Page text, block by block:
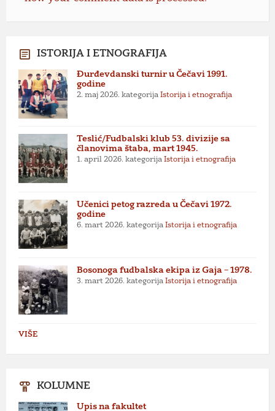
ISTORIJA I ETNOGRAFIJA
Đurđevdanski turnir u Čečavi 1991.
godine
2. maj 2026. kategorija Istorija i etnografija
Teslić/Fudbalski klub 53. divizije sa
članovima štaba, mart 1945.
1. april 2026. kategorija Istorija i etnografija
Učenici petog razreda u Čečavi 1972.
godine
6. mart 2026. kategorija Istorija i etnografija
Bosonoga fudbalska ekipa iz Gaja – 1978.
3. mart 2026. kategorija Istorija i etnografija
VIŠE
KOLUMNE
Upis na fakultet